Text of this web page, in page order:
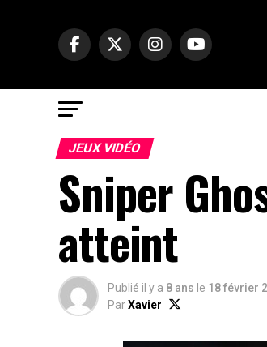
JEUX VIDÉO
Sniper
atteint
Publié il y a 8 ans le 18 février
ParXavier